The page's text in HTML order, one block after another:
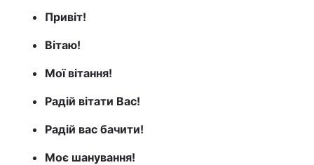
Послуги
Привіт!
Вітаю!
Мої вітання!
Радій вітати Вас!
Радій вас бачити!
Моє шанування!